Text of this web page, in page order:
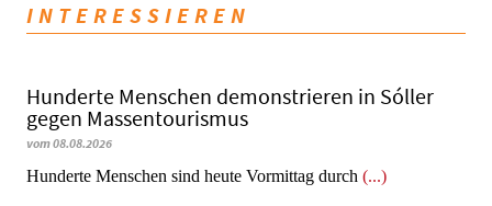
INTERESSIEREN
Hunderte Menschen demonstrieren in Sóller
gegen Massentourismus
vom 08.08.2026
Hunderte Menschen sind heute Vormittag durch (...)